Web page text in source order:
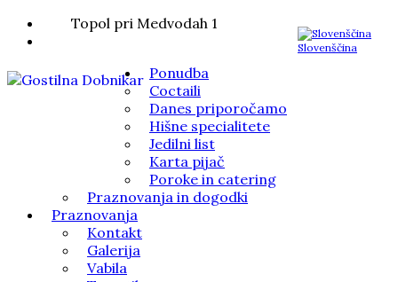
Slovenščina
Topol pri Medvodah 1
Ponudba
Coctaili
Danes priporočamo
Hišne specialitete
Jedilni list
Karta pijač
Poroke in catering
Praznovanja in dogodki
Praznovanja
Kontakt
Galerija
Vabila